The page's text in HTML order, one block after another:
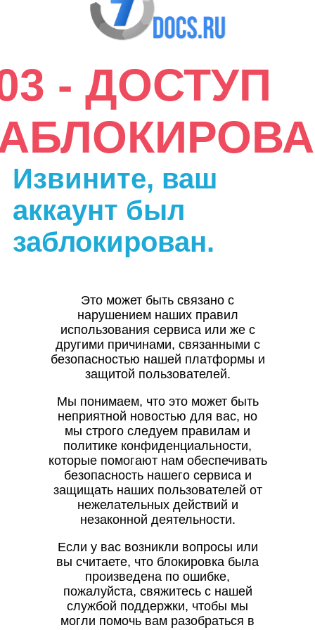
- ДОСТУП
Извините, ваш
аккаунт был
заблокирован.
Это может быть связано с
нарушением наших правил
использования сервиса или же с
другими причинами, связанными с
безопасностью нашей платформы и
защитой пользователей.
Мы понимаем, что это может быть
неприятной новостью для вас, но
мы строго следуем правилам и
политике конфиденциальности,
которые помогают нам обеспечивать
безопасность нашего сервиса и
защищать наших пользователей от
нежелательных действий и
незаконной деятельности.
Если у вас возникли вопросы или
вы считаете, что блокировка была
произведена по ошибке,
пожалуйста, свяжитесь с нашей
службой поддержки, чтобы мы
могли помочь вам разобраться в